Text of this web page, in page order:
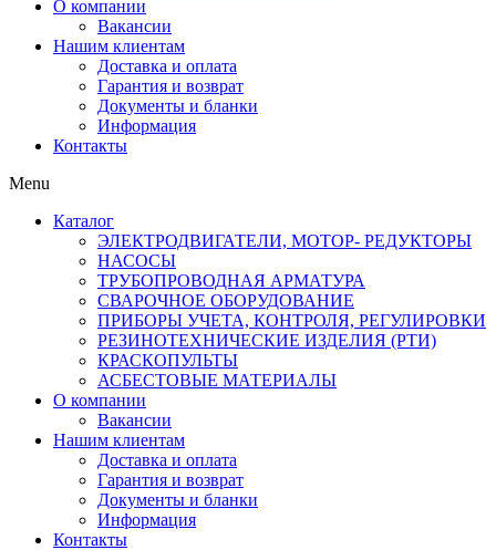
О компании
Вакансии
Нашим клиентам
Доставка и оплата
Гарантия и возврат
Документы и бланки
Информация
Контакты
Menu
Каталог
ЭЛЕКТРОДВИГАТЕЛИ, МОТОР- РЕДУКТОРЫ
НАСОСЫ
ТРУБОПРОВОДНАЯ АРМАТУРА
СВАРОЧНОЕ ОБОРУДОВАНИЕ
ПРИБОРЫ УЧЕТА, КОНТРОЛЯ, РЕГУЛИРОВКИ
РЕЗИНОТЕХНИЧЕСКИЕ ИЗДЕЛИЯ (РТИ)
КРАСКОПУЛЬТЫ
АСБЕСТОВЫЕ МАТЕРИАЛЫ
О компании
Вакансии
Нашим клиентам
Доставка и оплата
Гарантия и возврат
Документы и бланки
Информация
Контакты